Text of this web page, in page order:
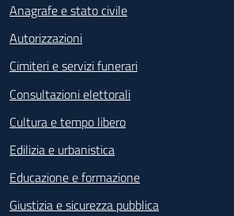
Anagrafe e stato civile
Autorizzazioni
Cimiteri e servizi funerari
Consultazioni elettorali
Cultura e tempo libero
Edilizia e urbanistica
Educazione e formazione
Giustizia e sicurezza pubblica